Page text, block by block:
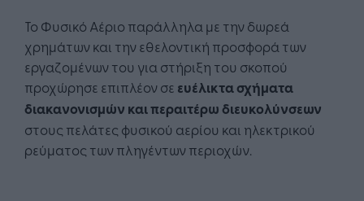
Το Φυσικό Αέριο παράλληλα με την δωρεά
χρημάτων και την εθελοντική προσφορά των
εργαζομένων του για στήριξη του σκοπού
προχώρησε επιπλέον σε ευέλικτα σχήματα
διακανονισμών και περαιτέρω διευκολύνσεων
στους πελάτες φυσικού αερίου και ηλεκτρικού
ρεύματος των πληγέντων περιοχών.